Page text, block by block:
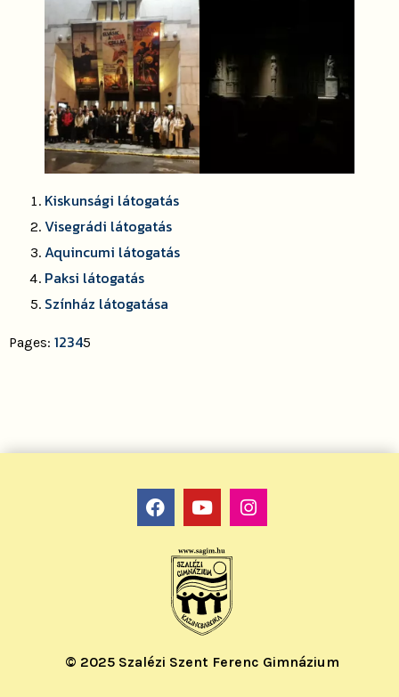
Kiskunsági látogatás
Visegrádi látogatás
Aquincumi látogatás
Paksi látogatás
Színház látogatása
Pages: 12345
© 2025 Szalézi Szent Ferenc Gimnázium